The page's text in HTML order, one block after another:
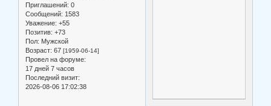
Приглашений: 0
Сообщений: 1583
Уважение: +55
Позитив: +73
Пол: Мужской
Возраст: 67 [1959-06-14]
Провел на форуме:
17 дней 7 часов
Последний визит:
2026-08-06 17:02:38